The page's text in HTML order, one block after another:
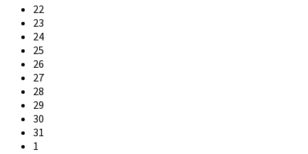
22
23
24
25
26
27
28
29
30
31
1